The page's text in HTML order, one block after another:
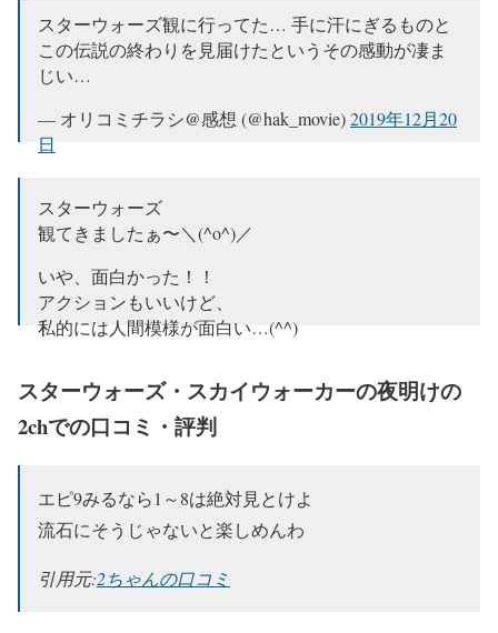
大満足
— 動画視聴メモ (@mamiamove)
スターウォーズ観に行ってた… 手に汗にぎるものと
この伝説の終わりを見届けたというその感動が凄ま
じい…
— オリコミチラシ@感想 (@hak_movie)2019年12月20
日
スターウォーズ
観てきましたぁ〜＼(^o^)／
いや、面白かった！！
アクションもいいけど、
私的には人間模様が面白い…(^^)
是非全エピソード観てから
映画館に行ってくださいね♫
もうしばらく経ってから
したいと思います…☆
pic.twitter.com/5bAvLKVu0u
スターウォーズ・スカイウォーカーの夜明けの
2chでの口コミ・評判
エピ9みるなら1～8は絶対見とけよ
流石にそうじゃないと楽しめんわ
引用元:2ちゃんの口コミ